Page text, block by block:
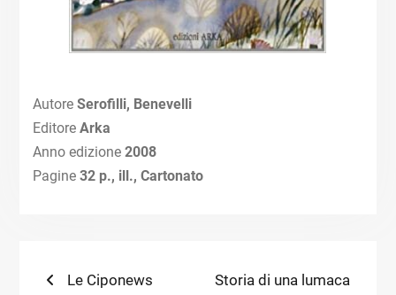
Autore Serofilli, Benevelli
Editore Arka
Anno edizione 2008
Pagine32 p., ill., Cartonato
Navigazione
Previous
Le Ciponews
Next
Storia di una lumaca